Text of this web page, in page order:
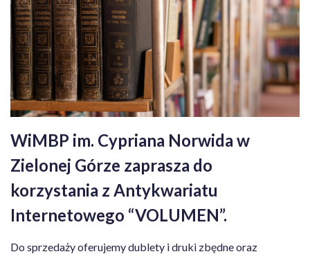
WiMBP im. Cypriana Norwida w
Zielonej Górze zaprasza do
korzystania z Antykwariatu
Internetowego “VOLUMEN”.
Do sprzedaży oferujemy dublety i druki zbędne oraz